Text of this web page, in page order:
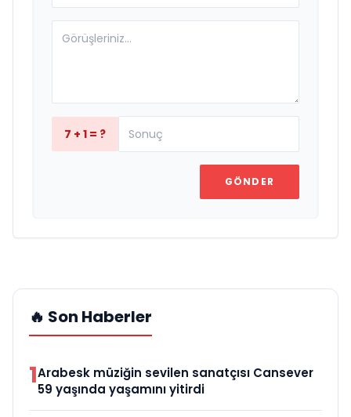
7 + 1 = ?
GÖNDER
🔥 Son Haberler
1Arabesk müziğin sevilen sanatçısı Cansever
59 yaşında yaşamını yitirdi